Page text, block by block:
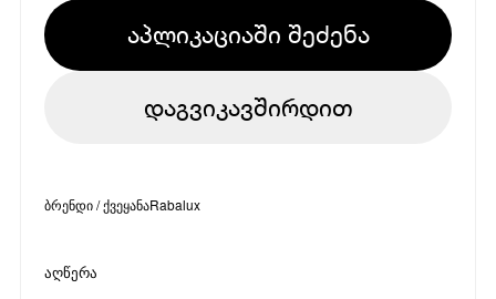
აპლიკაციაში შეძენა
დაგვიკავშირდით
ბრენდი / ქვეყანაRabalux
აღწერა